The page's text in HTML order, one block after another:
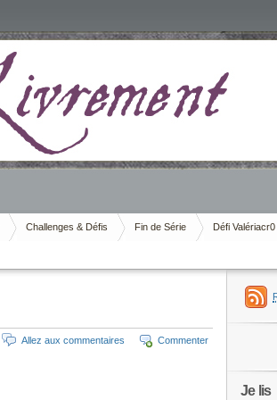
Challenges & Défis Fin de Série Défi Valériacr0
Commenter
Allez aux commentaires
Je lis